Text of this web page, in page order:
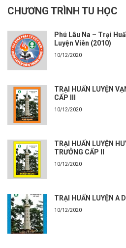
CHƯƠNG TRÌNH TU HỌC
Phú Lâu Na – Trại
Luyện Viên (2010)
10/12/2020
TRẠI HUẤN LUYỆN
CẤP III
10/12/2020
TRẠI HUẤN LUYỆN
TRƯỞNG CẤP II
10/12/2020
TRẠI HUẤN LUYỆN A
10/12/2020